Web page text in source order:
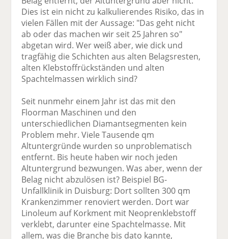
Dies ist ein nicht zu kalkulierendes Risiko, das in
vielen Fällen mit der Aussage: "Das geht nicht
ab oder das machen wir seit 25 Jahren so"
abgetan wird. Wer weiß aber, wie dick und
tragfähig die Schichten aus alten Belagsresten,
alten Klebstoffrückständen und alten
Spachtelmassen wirklich sind?
Seit nunmehr einem Jahr ist das mit den
Floorman Maschinen und den
unterschiedlichen Diamantsegmenten kein
Problem mehr. Viele Tausende qm
Altuntergründe wurden so unproblematisch
entfernt. Bis heute haben wir noch jeden
Altuntergrund bezwungen. Was aber, wenn der
Belag nicht abzulösen ist? Beispiel BG-
Unfallklinik in Duisburg: Dort sollten 300 qm
Krankenzimmer renoviert werden. Dort war
Linoleum auf Korkment mit Neoprenklebstoff
verklebt, darunter eine Spachtelmasse. Mit
allem, was die Branche bis dato kannte,